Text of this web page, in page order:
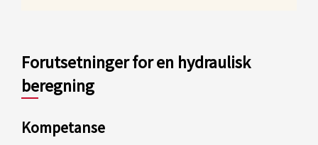
Forutsetninger for en hydraulisk
beregning
Kompetanse